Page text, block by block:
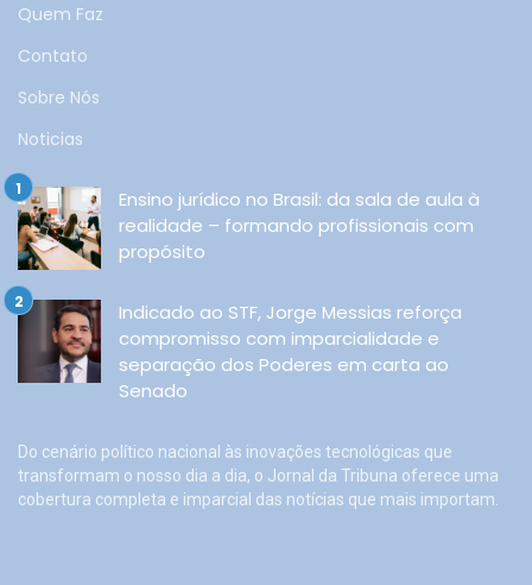
Quem Faz
Contato
Sobre Nós
Noticias
Ensino jurídico no Brasil: da sala de aula à
realidade – formando profissionais com
propósito
Indicado ao STF, Jorge Messias reforça
compromisso com imparcialidade e
separação dos Poderes em carta ao
Senado
Do cenário político nacional às inovações tecnológicas que
transformam o nosso dia a dia, o Jornal da Tribuna oferece uma
cobertura completa e imparcial das notícias que mais importam.